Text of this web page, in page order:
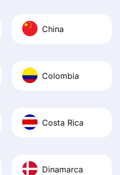
China
Colombia
Costa Rica
Dinamarca